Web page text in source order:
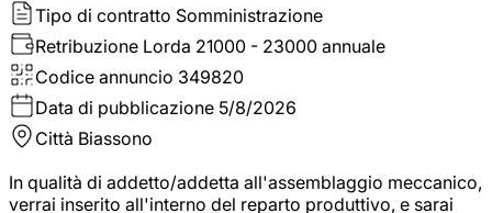
Tipo di contratto Somministrazione
Retribuzione Lorda 21000 - 23000 annuale
Codice annuncio 349820
Data di pubblicazione 5/8/2026
Città Biassono
In qualità di addetto/addetta all'assemblaggio meccanico,
verrai inserito all'interno del reparto produttivo, e sarai